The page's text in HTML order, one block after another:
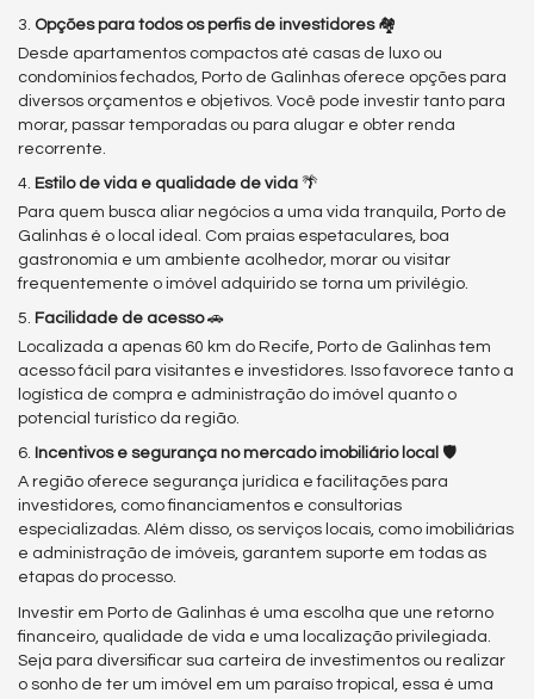
3. Opções para todos os perfis de investidores🏘️
Desde apartamentos compactos até casas de luxo ou
condomínios fechados, Porto de Galinhas oferece opções para
diversos orçamentos e objetivos. Você pode investir tanto para
morar, passar temporadas ou para alugar e obter renda
recorrente.
4. Estilo de vida e qualidade de vida 🌴
Para quem busca aliar negócios a uma vida tranquila, Porto de
Galinhas é o local ideal. Com praias espetaculares, boa
gastronomia e um ambiente acolhedor, morar ou visitar
frequentemente o imóvel adquirido se torna um privilégio.
5. Facilidade de acesso🚗
Localizada a apenas 60 km do Recife, Porto de Galinhas tem
acesso fácil para visitantes e investidores. Isso favorece tanto a
logística de compra e administração do imóvel quanto o
potencial turístico da região.
6. Incentivos e segurança no mercado imobiliário local 🛡️
A região oferece segurança jurídica e facilitações para
investidores, como financiamentos e consultorias
especializadas. Além disso, os serviços locais, como imobiliárias
e administração de imóveis, garantem suporte em todas as
etapas do processo.
Investir em Porto de Galinhas é uma escolha que une retorno
financeiro, qualidade de vida e uma localização privilegiada.
Seja para diversificar sua carteira de investimentos ou realizar
o sonho de ter um imóvel em um paraíso tropical, essa é uma